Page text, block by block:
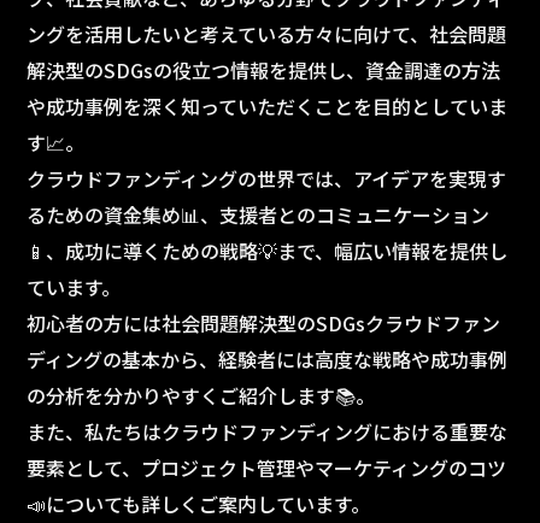
ングを活用したいと考えている方々に向けて、社会問題
解決型のSDGsの役立つ情報を提供し、資金調達の方法
や成功事例を深く知っていただくことを目的としていま
す📈。
クラウドファンディングの世界では、アイデアを実現す
るための資金集め📊、支援者とのコミュニケーション
📱、成功に導くための戦略💡まで、幅広い情報を提供し
ています。
初心者の方には社会問題解決型のSDGsクラウドファン
ディングの基本から、経験者には高度な戦略や成功事例
の分析を分かりやすくご紹介します📚。
また、私たちはクラウドファンディングにおける重要な
要素として、プロジェクト管理やマーケティングのコツ
📣についても詳しくご案内しています。